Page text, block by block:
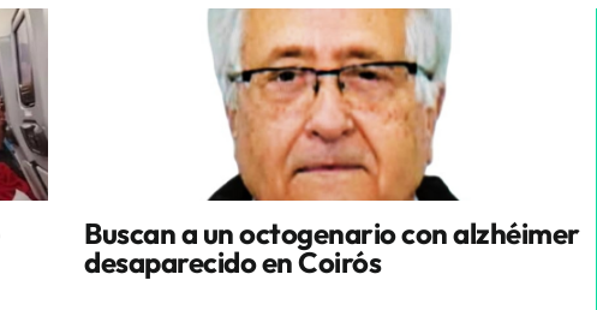
Buscan a un octogenario con alzhéimer
desaparecido en Coirós